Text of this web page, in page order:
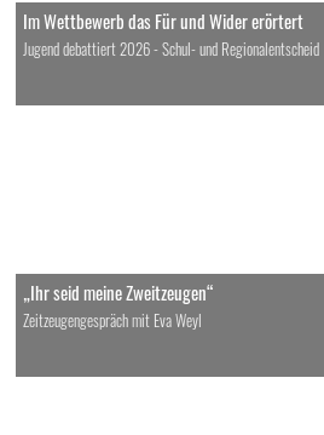
Im Wettbewerb das Für und Wider erörtert
Jugend debattiert 2026 - Schul- und Regionalentscheid
„Ihr seid meine Zweitzeugen“
Zeitzeugengespräch mit Eva Weyl